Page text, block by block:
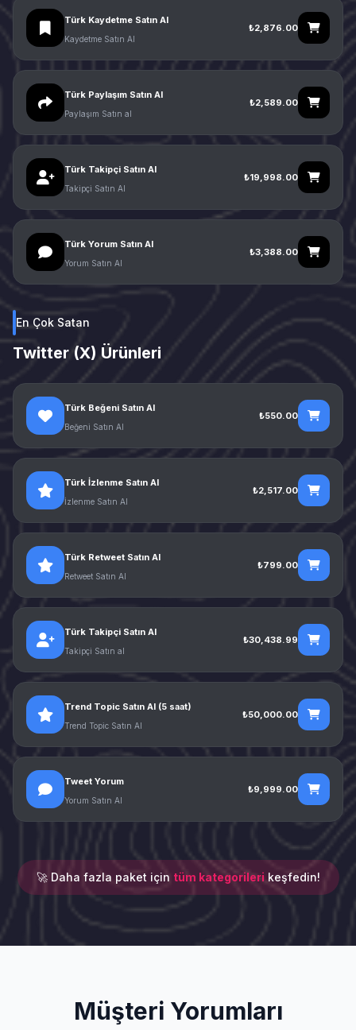
Türk Kaydetme Satın Al
Kaydetme Satın Al
₺2,876.00
Türk Paylaşım Satın Al
Paylaşım Satın al
₺2,589.00
Türk Takipçi Satın Al
Takipçi Satın Al
₺19,998.00
Türk Yorum Satın Al
Yorum Satın Al
₺3,388.00
En Çok Satan
Twitter (X) Ürünleri
Türk Beğeni Satın Al
Beğeni Satın Al
₺550.00
Türk İzlenme Satın Al
İzlenme Satın Al
₺2,517.00
Türk Retweet Satın Al
Retweet Satın Al
₺799.00
Türk Takipçi Satın Al
Takipçi Satın al
₺30,438.99
Trend Topic Satın Al (5 saat)
Trend Topic Satın Al
₺50,000.00
Tweet Yorum
Yorum Satın Al
₺9,999.00
🚀 Daha fazla paket için tüm kategorilerikeşfedin!
Müşteri Yorumları